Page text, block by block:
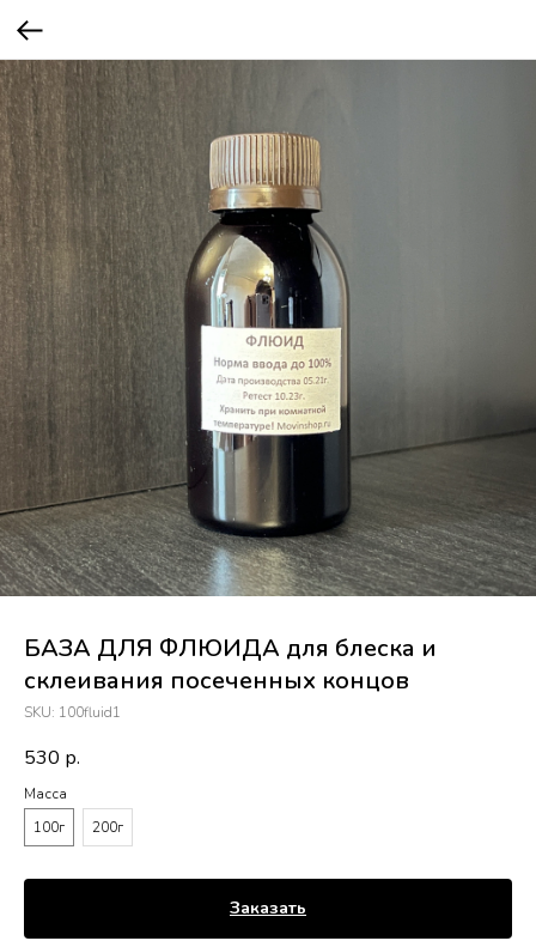
БАЗА ДЛЯ ФЛЮИДА для блеска и
склеивания посеченных концов
SKU: 100fluid1
530 р.
Масса
100г
200г
Заказать